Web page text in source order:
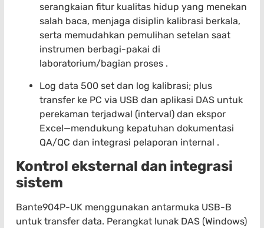
serangkaian fitur kualitas hidup yang menekan
salah baca, menjaga disiplin kalibrasi berkala,
serta memudahkan pemulihan setelan saat
instrumen berbagi-pakai di
laboratorium/bagian proses .
Log data 500 set dan log kalibrasi; plus
transfer ke PC via USB dan aplikasi DAS untuk
perekaman terjadwal (interval) dan ekspor
Excel—mendukung kepatuhan dokumentasi
QA/QC dan integrasi pelaporan internal .
Kontrol eksternal dan integrasi
sistem
Bante904P-UK menggunakan antarmuka USB-B
untuk transfer data. Perangkat lunak DAS (Windows)